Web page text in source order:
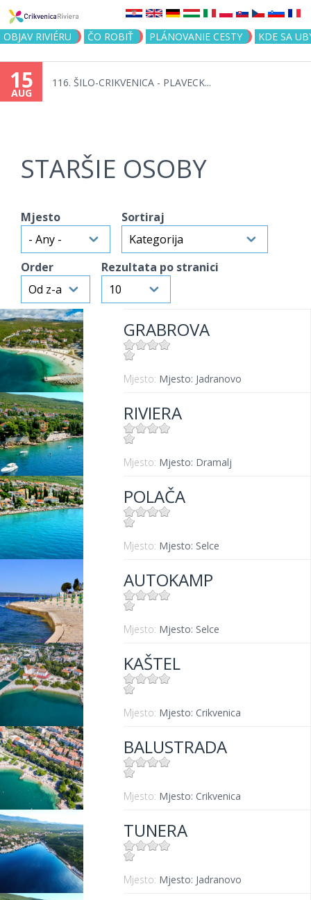
Jump to navigation
OBJAV RIVIÉRU ČO ROBIŤ PLÁNOVANIE CESTY KDE SA
15
AUG
116. ŠILO-CRIKVENICA - PLAVECK...
STARŠIE OSOBY
Mjesto Sortiraj
Order Rezultata po stranici
GRABROVA
Mjesto: Mjesto: Jadranovo
RIVIERA
Mjesto: Mjesto: Dramalj
POLAČA
Mjesto: Mjesto: Selce
AUTOKAMP
Mjesto: Mjesto: Selce
KAŠTEL
Mjesto: Mjesto: Crikvenica
BALUSTRADA
Mjesto: Mjesto: Crikvenica
TUNERA
Mjesto: Mjesto: Jadranovo